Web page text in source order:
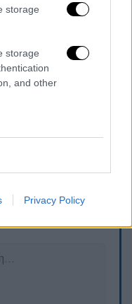
storage
storage
and other
Privacy Policy
Αυτή η
χρόνια ως
ομάδες των
μπαίνουν στο